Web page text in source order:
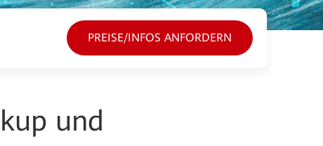
PREISE/INFOS ANFORDERN
und